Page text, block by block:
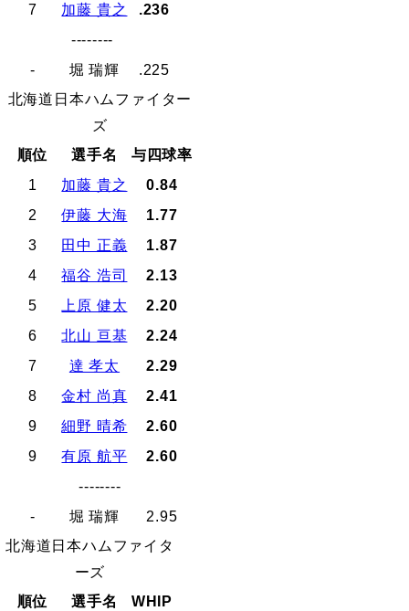
7
加藤 貴之
.236
--------
-
堀 瑞輝
.225
北海道日本ハムファイター
ズ
順位
選手名
与四球率
1
加藤 貴之
0.84
2
伊藤 大海
1.77
3
田中 正義
1.87
4
福谷 浩司
2.13
5
上原 健太
2.20
6
北山 亘基
2.24
7
達 孝太
2.29
8
金村 尚真
2.41
9
細野 晴希
2.60
9
有原 航平
2.60
--------
-
堀 瑞輝
2.95
北海道日本ハムファイタ
ーズ
順位
選手名 WHIP